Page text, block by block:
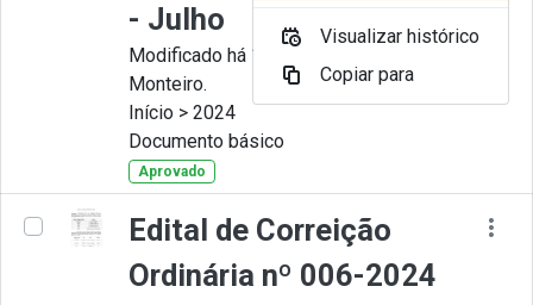
- Julho
Modificado há 11 Meses por Juliana
Monteiro.
Início > 2024
Documento básico
Aprovado
Edital de Correição
Ordinária nº 006-2024
Visualizar histórico
Copiar para